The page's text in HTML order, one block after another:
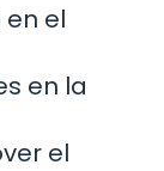
el
en la
el